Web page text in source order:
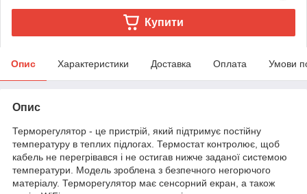
Купити
Опис Характеристики Доставка Оплата Умови
Опис
Терморегулятор - це пристрій, який підтримує постійну
температуру в теплих підлогах. Термостат контролює, щоб
кабель не перегрівався і не остигав нижче заданої системою
температури. Модель зроблена з безпечного негорючого
матеріалу. Терморегулятор має сенсорний екран, а також